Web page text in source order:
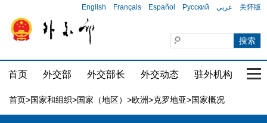
English Français Español Русский عربي 关怀版
首页 外交部 外交部长 外交动态 驻外机构 国
首页>国家和组织>国家（地区） >欧洲>克罗地亚>国家概况